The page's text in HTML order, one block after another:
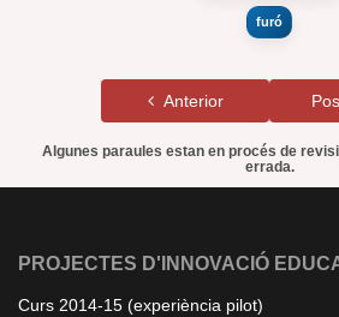
furó
Anterior
Algunes paraules estan en procés de
errada.
PROJECTES D'INNOVACIÓ
Curs 2014-15 (experiència pilot)